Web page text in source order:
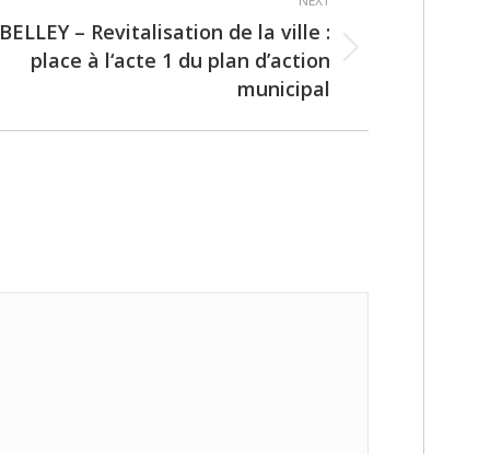
BELLEY – Revitalisation de la ville :
place à l‘acte 1 du plan d’action
municipal